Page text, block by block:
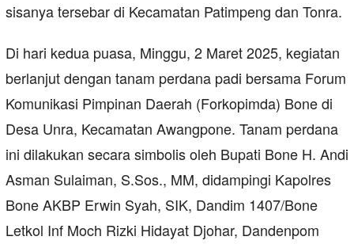
sisanya tersebar di Kecamatan Patimpeng dan Tonra.
Di hari kedua puasa, Minggu, 2 Maret 2025, kegiatan
berlanjut dengan tanam perdana padi bersama Forum
Komunikasi Pimpinan Daerah (Forkopimda) Bone di
Desa Unra, Kecamatan Awangpone. Tanam perdana
ini dilakukan secara simbolis oleh Bupati Bone H. Andi
Asman Sulaiman, S.Sos., MM, didampingi Kapolres
Bone AKBP Erwin Syah, SIK, Dandim 1407/Bone
Letkol Inf Moch Rizki Hidayat Djohar, Dandenpom